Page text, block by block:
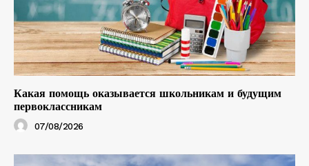
Какая помощь оказывается школьникам и будущим
первоклассникам
07/08/2026